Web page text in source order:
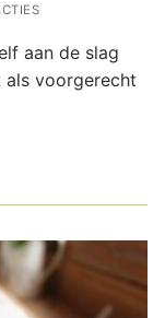
aan de slag
als voorgerecht